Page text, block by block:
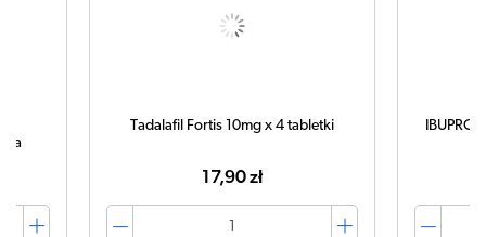
Fortis 10mg x 4 tabletki IBUPROM MAX Sprint x 40